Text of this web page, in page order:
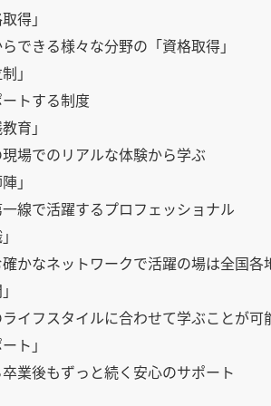
得」
できる様々な分野の「資格取得」
」
トする制度
育」
場でのリアルな体験から学ぶ
」
線で活躍するプロフェッショナル
かなネットワークで活躍の場は全国各
イフスタイルに合わせて学ぶことが可
ト」
業後もずっと続く安心のサポート